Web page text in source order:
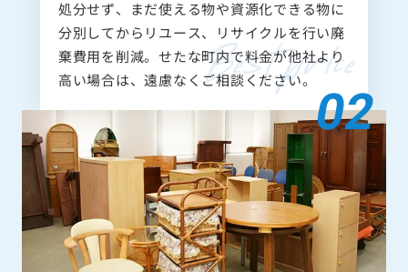
処分せず、まだ使える物や資源化できる物に
分別してからリユース、リサイクルを行い廃
棄費用を削減。せたな町内で料金が他社より
高い場合は、遠慮なくご相談ください。